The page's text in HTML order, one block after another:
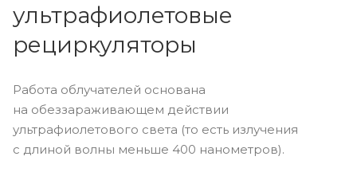
ультрафиолетовые
рециркуляторы
Работа облучателей основана
на обеззараживающем действии
ультрафиолетового света (то есть излучения
с длиной волны меньше 400 нанометров).